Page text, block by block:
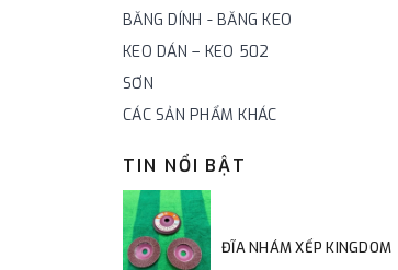
BĂNG DÍNH - BĂNG KEO
KEO DÁN – KEO 502
SƠN
CÁC SẢN PHẨM KHÁC
TIN NỔI BẬT
ĐĨA NHÁM XẾP KINGDOM